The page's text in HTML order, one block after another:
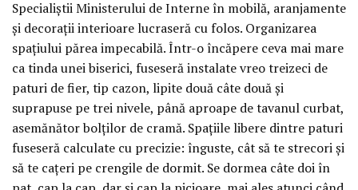
Specialiștii Ministerului de Interne în mobilă, aranjamente
și decorații interioare lucraseră cu folos. Organizarea
spațiului părea impecabilă. Într-o încăpere ceva mai mare
ca tinda unei biserici, fuseseră instalate vreo treizeci de
paturi de fier, tip cazon, lipite două câte două și
suprapuse pe trei nivele, până aproape de tavanul curbat,
asemănător bolților de cramă. Spațiile libere dintre paturi
fuseseră calculate cu precizie: înguste, cât să te strecori și
să te cațeri pe crengile de dormit. Se dormea câte doi în